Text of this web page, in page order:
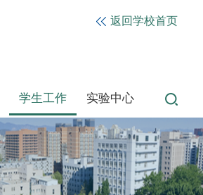
返回学校首页
学生工作 实验中心